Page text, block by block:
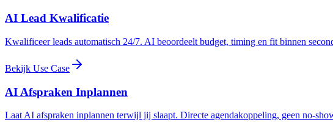
AI Lead Kwalificatie
Kwalificeer leads automatisch 24/7. AI beoordeelt budget, timing en fit binnen
Bekijk Use Case
AI Afspraken Inplannen
Laat AI afspraken inplannen terwijl jij slaapt. Directe agendakoppeling, geen no-